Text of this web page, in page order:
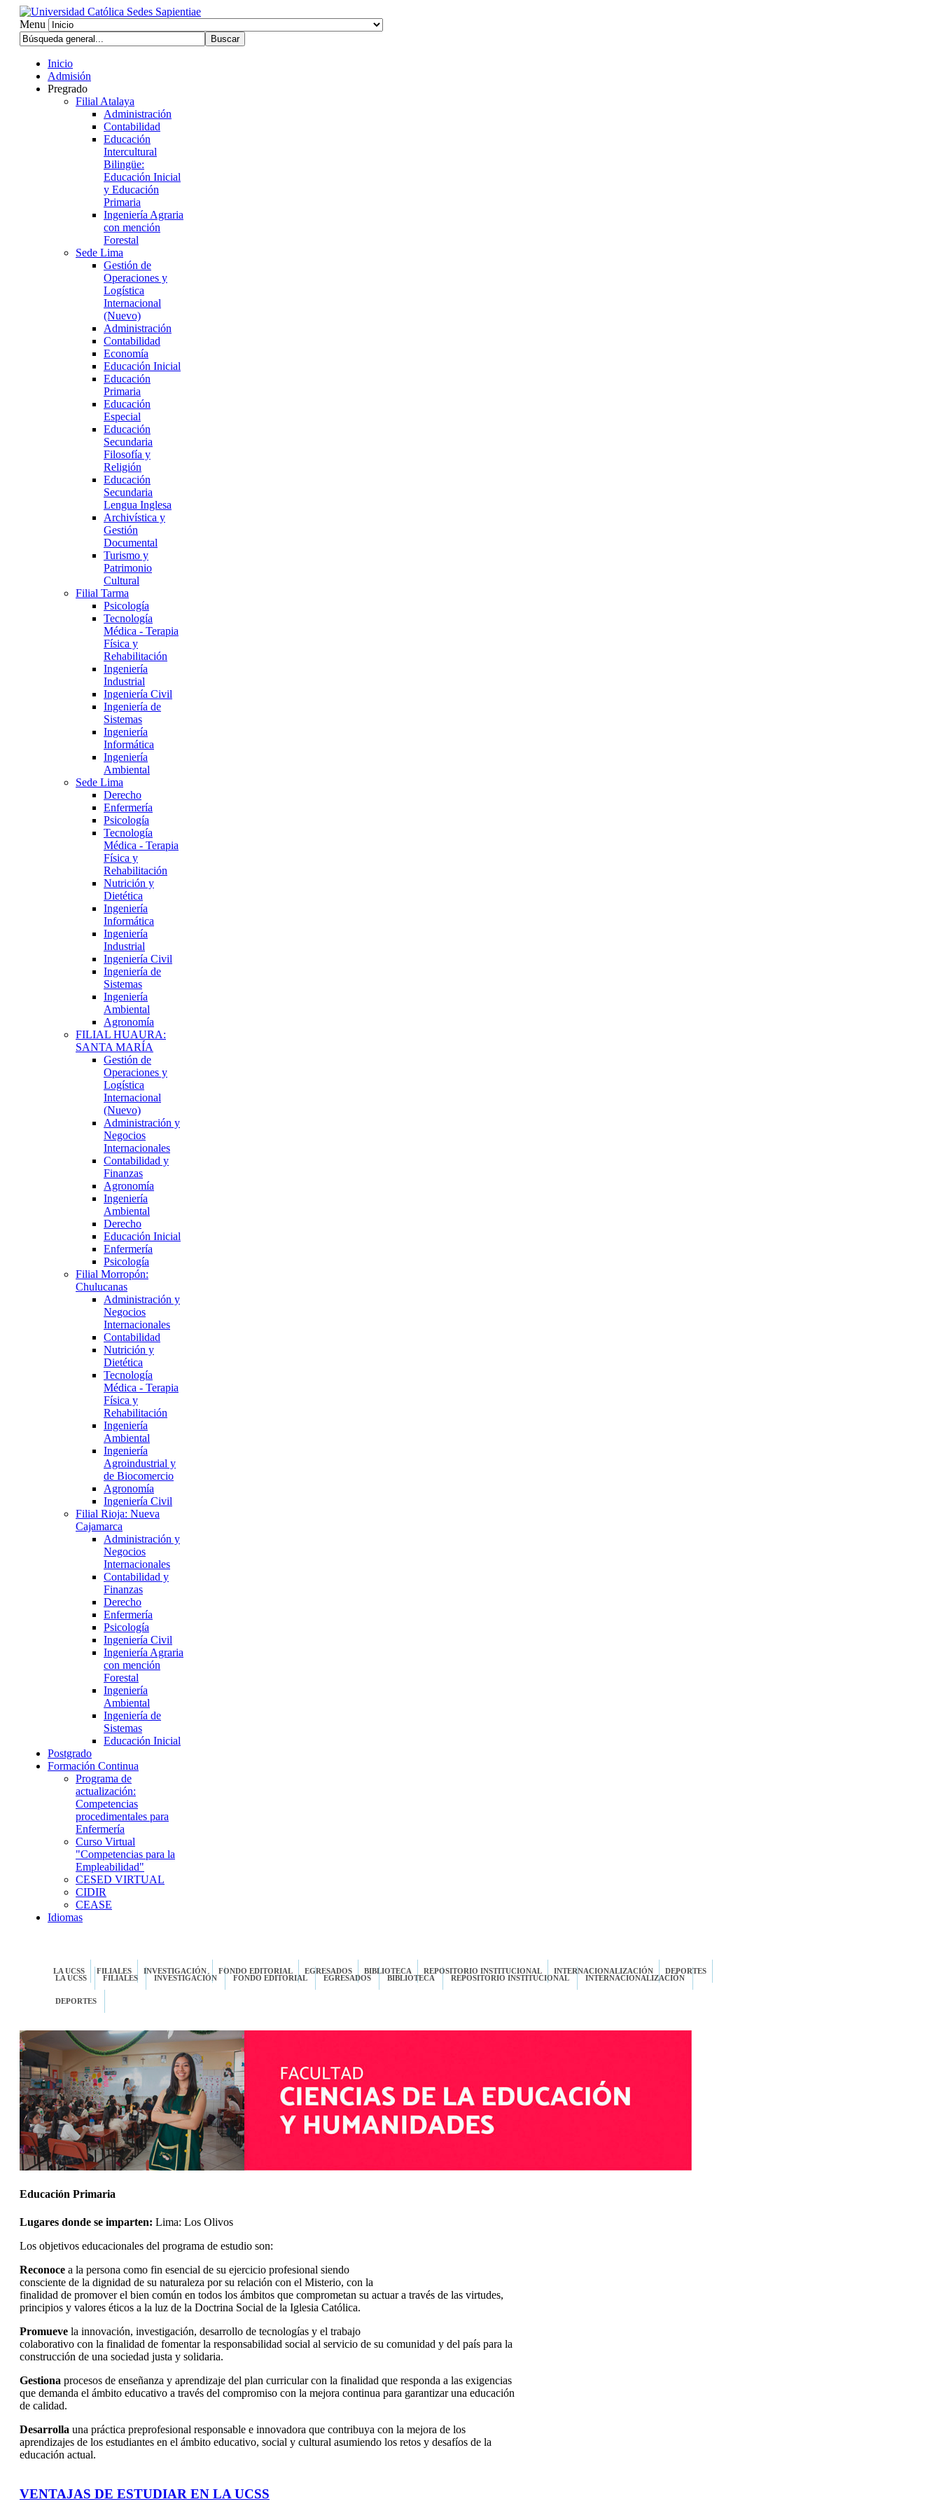
Menu
Inicio
Admisión
Pregrado
Filial Atalaya
Administración
Contabilidad
Educación
Intercultural
Bilingüe:
Educación Inicial
y Educación
Primaria
Ingeniería Agraria
con mención
Forestal
Sede Lima
Gestión de
Operaciones y
Logística
Internacional
(Nuevo)
Administración
Contabilidad
Economía
Educación Inicial
Educación
Primaria
Educación
Especial
Educación
Secundaria
Filosofía y
Religión
Educación
Secundaria
Lengua Inglesa
Archivística y
Gestión
Documental
Turismo y
Patrimonio
Cultural
Filial Tarma
Psicología
Tecnología
Médica - Terapia
Física y
Rehabilitación
Ingeniería
Industrial
Ingeniería Civil
Ingeniería de
Sistemas
Ingeniería
Informática
Ingeniería
Ambiental
Sede Lima
Derecho
Enfermería
Psicología
Tecnología
Médica - Terapia
Física y
Rehabilitación
Nutrición y
Dietética
Ingeniería
Informática
Ingeniería
Industrial
Ingeniería Civil
Ingeniería de
Sistemas
Ingeniería
Ambiental
Agronomía
FILIAL HUAURA:
SANTA MARÍA
Gestión de
Operaciones y
Logística
Internacional
(Nuevo)
Administración y
Negocios
Internacionales
Contabilidad y
Finanzas
Agronomía
Ingeniería
Ambiental
Derecho
Educación Inicial
Enfermería
Psicología
Filial Morropón:
Chulucanas
Administración y
Negocios
Internacionales
Contabilidad
Nutrición y
Dietética
Tecnología
Médica - Terapia
Física y
Rehabilitación
Ingeniería
Ambiental
Ingeniería
Agroindustrial y
de Biocomercio
Agronomía
Ingeniería Civil
Filial Rioja: Nueva
Cajamarca
Administración y
Negocios
Internacionales
Contabilidad y
Finanzas
Derecho
Enfermería
Psicología
Ingeniería Civil
Ingeniería Agraria
con mención
Forestal
Ingeniería
Ambiental
Ingeniería de
Sistemas
Educación Inicial
Postgrado
Formación Continua
Programa de
actualización:
Competencias
procedimentales para
Enfermería
Curso Virtual
"Competencias para la
Empleabilidad"
CESED VIRTUAL
CIDIR
CEASE
Idiomas
LA UCSS FILIALES INVESTIGACIÓN FONDO EDITORIAL EGRESADOS BIBLIOTECA REPOSITORIO INSTITUCIONAL INTERNACIONALIZACIÓN
DEPORTES
LA UCSS
FILIALES INVESTIGACIÓN FONDO EDITORIAL EGRESADOS BIBLIOTECA REPOSITORIO INSTITUCIONAL INTERNACIONALIZACIÓN
DEPORTES
Educación Primaria
Lugares donde se imparten: Lima: Los Olivos
Los objetivos educacionales del programa de estudio son:
Reconoce a la persona como fin esencial de su ejercicio profesional siendo
consciente de la dignidad de su naturaleza por su relación con el Misterio, con la
finalidad de promover el bien común en todos los ámbitos que comprometan su actuar a través de las virtudes,
principios y valores éticos a la luz de la Doctrina Social de la Iglesia Católica.
Promueve la innovación, investigación, desarrollo de tecnologías y el trabajo
colaborativo con la finalidad de fomentar la responsabilidad social al servicio de su comunidad y del país para la
construcción de una sociedad justa y solidaria.
Gestiona procesos de enseñanza y aprendizaje del plan curricular con la finalidad que responda a las exigencias
que demanda el ámbito educativo a través del compromiso con la mejora continua para garantizar una educación
de calidad.
Desarrolla una práctica preprofesional responsable e innovadora que contribuya con la mejora de los
aprendizajes de los estudiantes en el ámbito educativo, social y cultural asumiendo los retos y desafíos de la
educación actual.
VENTAJAS DE ESTUDIAR EN LA UCSS